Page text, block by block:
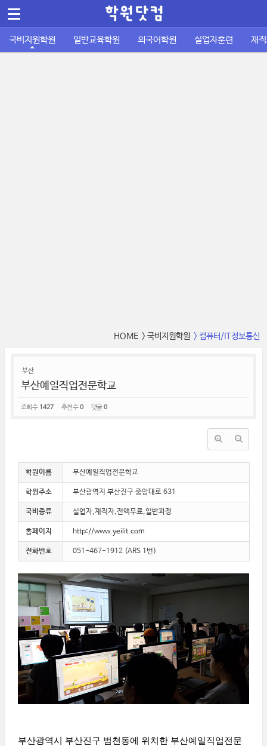
국비지원학원 일반교육학원 외국어학원 실업자훈련 재
HOME > 국비지원학원 > 컴퓨터/IT정보통신
부산
부산예일직업전문학교
조회 수 1427 추천 수0 댓글0
학원이름 부산예일직업전문학교
학원주소 부산광역지 부산진구 중앙대로 631
국비종류 실업자,재직자,전액무료,일반과정
홈페이지 http://www.yeilit.com
전화번호 051-467-1912 (ARS 1번)
부산광역시 부산진구 범천동에 위치한 부산예일직업전문
Sketchbook5, 스케치북5